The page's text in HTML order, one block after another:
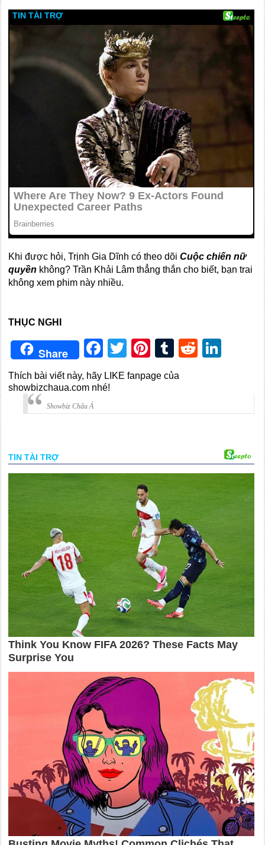
Khi được hỏi, Trịnh Gia Dĩnh có theo dõiCuộc chiến nữ
quyền không? Trần Khải Lâm thẳng thắn cho biết, bạn trai
không xem phim này nhiều.
THỤC NGHI
Share Facebook
TwitterPinterest
TumblrReddit
Thích bài viết này, hãy LIKE fanpage của
showbizchaua.com nhé!
Showbiz Châu Á